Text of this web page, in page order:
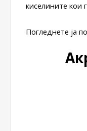
киселините кои
Погледнете ја